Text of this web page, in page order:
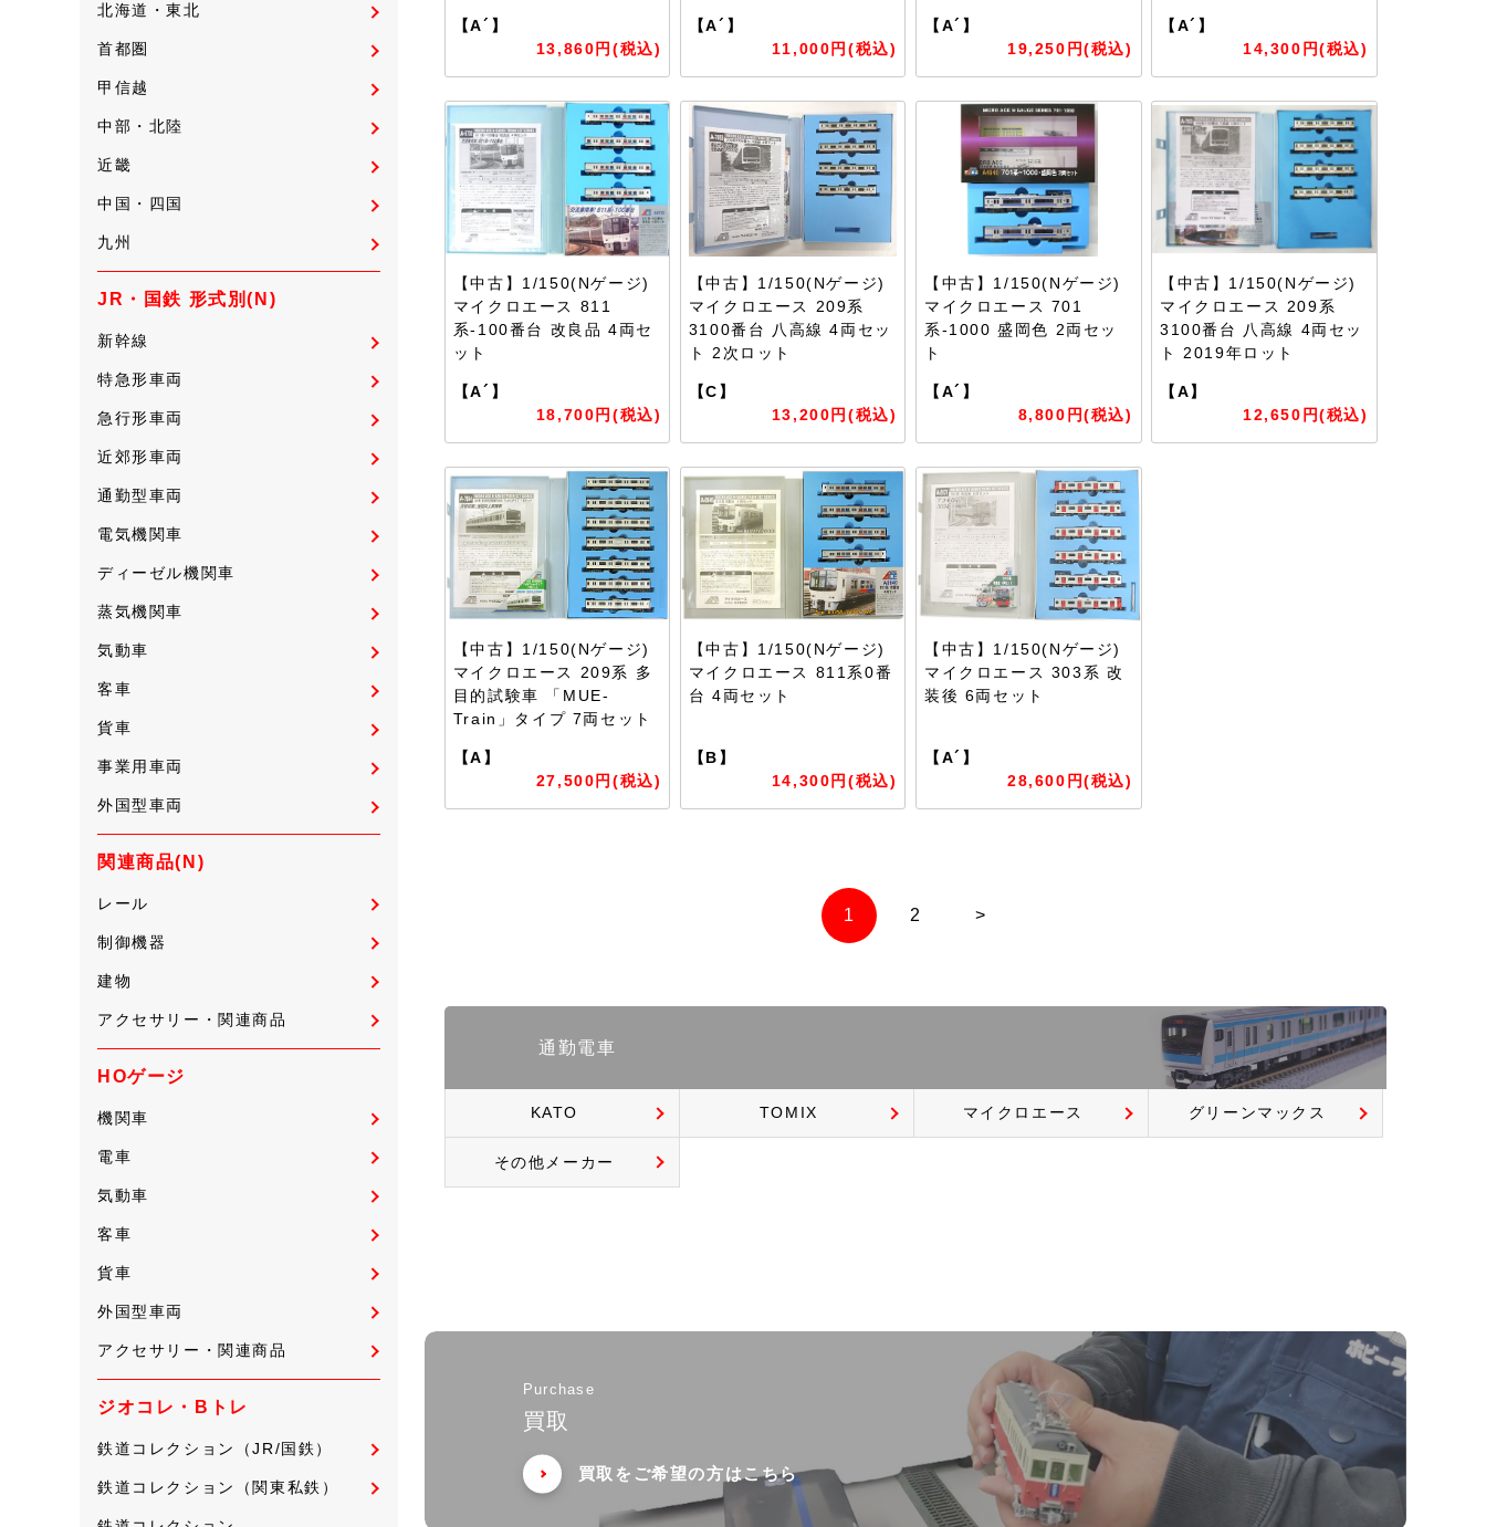
北海道・東北
首都圏
甲信越
中部・北陸
近畿
中国・四国
九州
JR・国鉄 形式別(N)
新幹線
特急形車両
急行形車両
近郊形車両
通勤型車両
電気機関車
ディーゼル機関車
蒸気機関車
気動車
客車
貨車
事業用車両
外国型車両
関連商品(N)
レール
制御機器
建物
アクセサリー・関連商品
HOゲージ
機関車
電車
気動車
客車
貨車
外国型車両
アクセサリー・関連商品
ジオコレ・Bトレ
鉄道コレクション（JR/国鉄）
鉄道コレクション（関東私鉄）
【A´】
13,860円(税込)
【A´】
11,000円(税込)
【A´】
19,250円(税込)
【A´】
14,300円(税込)
【中古】1/150(Nゲージ)
マイクロエース 811
系-100番台 改良品 4両セ
ット
【A´】
18,700円(税込)
【中古】1/150(Nゲージ)
マイクロエース 209系
3100番台 八高線 4両セッ
ト 2次ロット
【C】
13,200円(税込)
【中古】1/150(Nゲージ)
マイクロエース 701
系-1000 盛岡色 2両セッ
ト
【A´】
8,800円(税込)
【中古】1/150(Nゲージ)
マイクロエース 209系
3100番台 八高線 4両セッ
ト 2019年ロット
【A】
12,650円(税込)
【中古】1/150(Nゲージ)
マイクロエース 209系 多
目的試験車 「MUE-
Train」タイプ 7両セット
【A】
27,500円(税込)
【中古】1/150(Nゲージ)
マイクロエース 811系0番
台 4両セット
【B】
14,300円(税込)
【中古】1/150(Nゲージ)
マイクロエース 303系 改
装後 6両セット
【A´】
28,600円(税込)
1 2 >
通勤電車
KATO TOMIX マイクロエース グリーンマックス
その他メーカー
Purchase
買取
買取をご希望の方はこちら